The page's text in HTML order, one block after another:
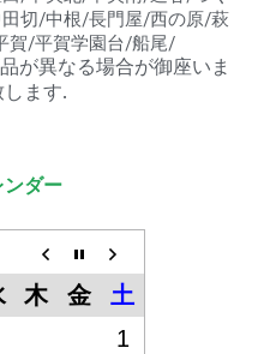
切/中根/長門屋/西の原/萩
賀/平賀学園台/船尾/
が異なる場合が御座いま
ます.
ダー
木 金
土
1